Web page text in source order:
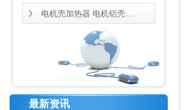
电机壳加热器 电机铝壳…
最新资讯